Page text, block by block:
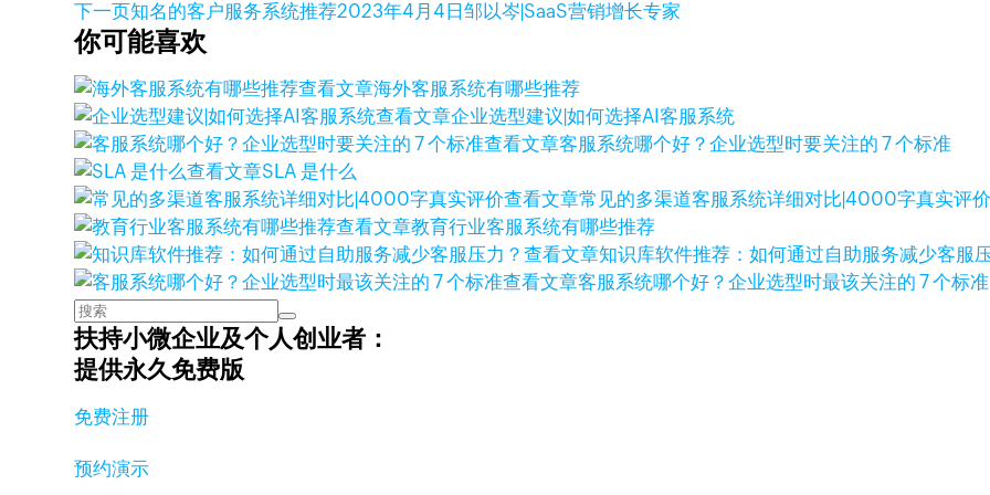
下一页知名的客户服务系统推荐2023年4月4日邹以岑|SaaS营销增长专家
你可能喜欢
查看文章海外客服系统有哪些推荐
查看文章企业选型建议|如何选择AI客服系统
查看文章客服系统哪个好？企业选型时要关注的 7 个标准
查看文章SLA 是什么
查看文章常见的多渠道客服系统详细对比|4000字真实评价
查看文章教育行业客服系统有哪些推荐
查看文章知识库软件推荐：如何通过自助服务减少客服
查看文章客服系统哪个好？企业选型时最该关注的 7 个标准
扶持小微企业及个人创业者：
提供永久免费版
免费注册
预约演示